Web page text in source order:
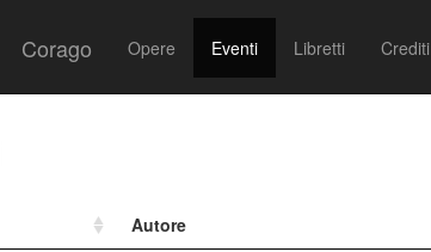
Corago Opere Eventi Libretti Crediti
Autore